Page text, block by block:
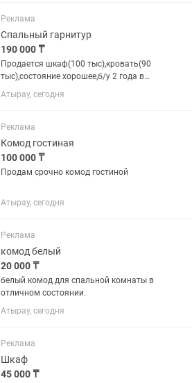
Реклама
Спальный гарнитур
190 000 ₸
Продается шкаф(100 тыс),кровать(90
тыс),состояние хорошее,б/у 2 года в
использовании,торг имеется
Самовывоз
Атырау, сегодня
Реклама
Комод гостиная
100 000 ₸
Продам срочно комод гостиной
Атырау, сегодня
Реклама
комод белый
20 000 ₸
белый комод для спальной комнаты в
отличном состоянии.
Атырау, сегодня
Реклама
Шкаф
45 000 ₸